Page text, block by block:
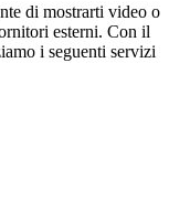
di mostrarti video o
esterni. Con il
i seguenti servizi